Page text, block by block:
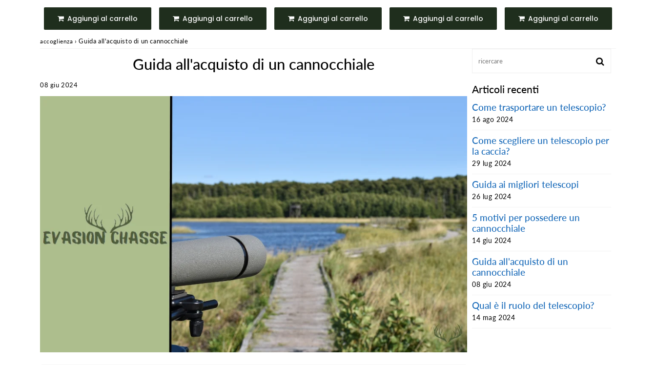
Aggiungi al carrello Aggiungi al carrello Aggiungi al carrello Aggiungi al carrello Aggiungi al carrello
accoglienza › Guida all'acquisto di un cannocchiale
Guida all'acquisto di un cannocchiale
08 giu 2024 Articoli recenti
Come trasportare un telescopio?
16 ago 2024
Come scegliere un telescopio per
la caccia?
29 lug 2024
Guida ai migliori telescopi
26 lug 2024
5 motivi per possedere un
cannocchiale
14 giu 2024
Guida all'acquisto di un
cannocchiale
08 giu 2024
Qual è il ruolo del telescopio?
14 mag 2024